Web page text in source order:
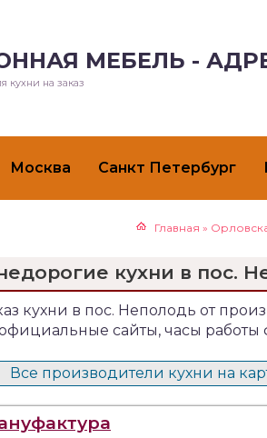
МЕБЕЛЬ -
кухни на заказ
Москва Санкт Петербург
Главная »
кухни в пос.
кухни в пос. Неполодь от
сайты, часы
Все производители кухни на